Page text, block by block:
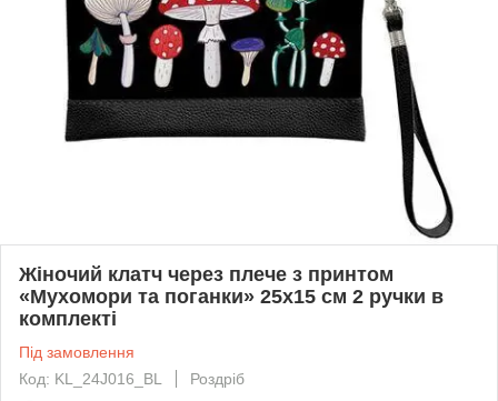
Жіночий клатч через плече з принтом
«Мухомори та поганки» 25х15 см 2 ручки в
комплекті
Під замовлення
Код: KL_24J016_BL
Роздріб